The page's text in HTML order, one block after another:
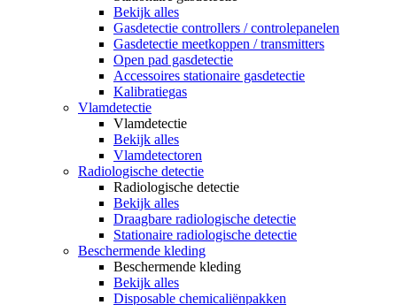
Bekijk alles
Gasdetectie controllers / controlepanelen
Gasdetectie meetkoppen / transmitters
Open pad gasdetectie
Accessoires stationaire gasdetectie
Kalibratiegas
Vlamdetectie
Vlamdetectie
Bekijk alles
Vlamdetectoren
Radiologische detectie
Radiologische detectie
Bekijk alles
Draagbare radiologische detectie
Stationaire radiologische detectie
Beschermende kleding
Beschermende kleding
Bekijk alles
Disposable chemicaliënpakken